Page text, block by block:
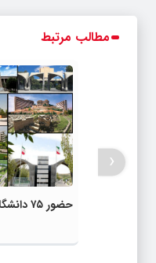
مطالب مرتبط
حضور ۷۵ دانشگاه ایرانی در تایمز ۲۰۲۷
‹